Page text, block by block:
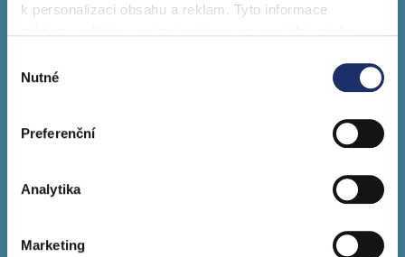
k personalizaci obsahu a reklam. Tyto informace
s dalšími informacemi, které jste jim poskytli nebo které
získali v důsledku toho, že používáte jejich služby. Jaké
typy cookies používáme, naleznete níže v přehledné
tabulce. Možnosti zpracování upravíte zaškrtnutím
zápatí stránky v „Nastavení cookies“.
souhlasu
Nutné
Preferenční
Analytika
Marketing
Ombudsman PRE
Výroční zprávy
Pro akcionáře